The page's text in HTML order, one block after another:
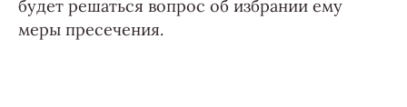
будет решаться вопрос об избрании ему
меры пресечения.